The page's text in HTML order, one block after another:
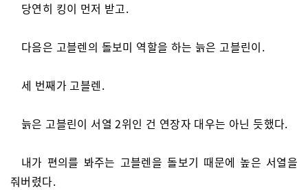
당연히 킹이 먼저 받고.
다음은 고블렌의 돌보미 역할을 하는 늙은 고블린이.
세 번째가 고블렌.
늙은 고블린이 서열 2위인 건 연장자 대우는 아닌 듯했다.
내가 편의를 봐주는 고블렌을 돌보기 때문에 높은 서열을
줘버렸다.